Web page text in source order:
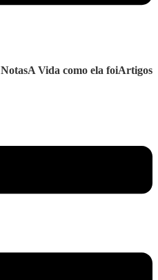
NotasA Vida como ela foiArtigos